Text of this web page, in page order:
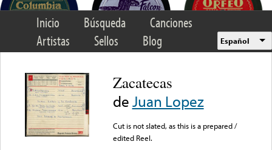
Inicio Búsqueda
Canciones
Artistas
Sellos Blog Español
Zacatecas
deJuan Lopez
Cut is not slated, as this is a prepared /
edited Reel.